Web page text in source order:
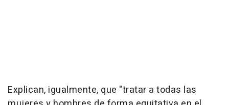
Explican, igualmente, que "tratar a todas las